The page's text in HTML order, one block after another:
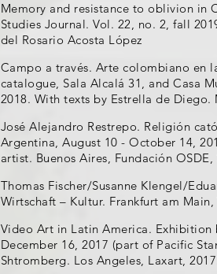
Memory and resistance to oblivion in
Studies Journal. Vol. 22, no. 2, fall
del Rosario Acosta López
Campo a través. Arte colombiano en
catalogue, Sala Alcalá 31, and Casa
2018. With texts by Estrella de
José Alejandro Restrepo. Religión
Argentina, August 10 - October 14,
artist. Buenos Aires, Fundación OSDE,
Thomas Fischer/Susanne Klengel/
Wirtschaft – Kultur. Frankfurt am Main,
Video Art in Latin America. Exhibition
December 16, 2017 (part of Pacific
Shtromberg. Los Angeles, Laxart,